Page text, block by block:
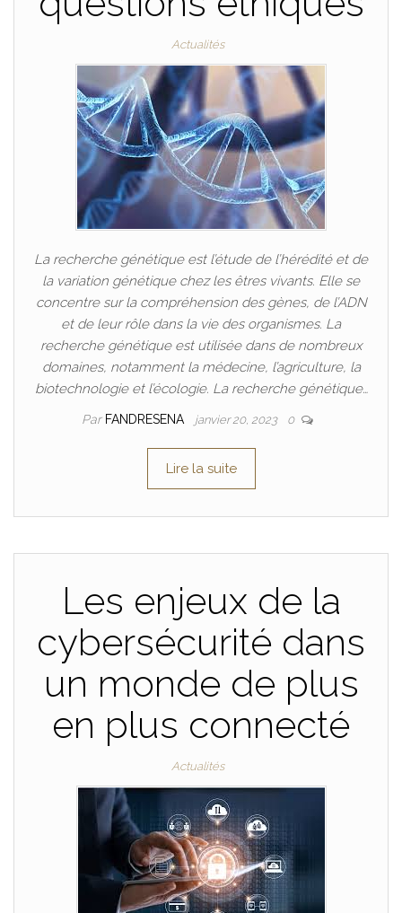
Actualités
La recherche génétique est l’étude de l’hérédité et de
la variation génétique chez les êtres vivants. Elle se
concentre sur la compréhension des gènes, de l’ADN
et de leur rôle dans la vie des organismes. La
recherche génétique est utilisée dans de nombreux
domaines, notamment la médecine, l’agriculture, la
biotechnologie et l’écologie. La recherche génétique…
Par FANDRESENA janvier 20, 2023 0
Lire la suite
Les enjeux de la
cybersécurité dans
un monde de plus
en plus connecté
Actualités